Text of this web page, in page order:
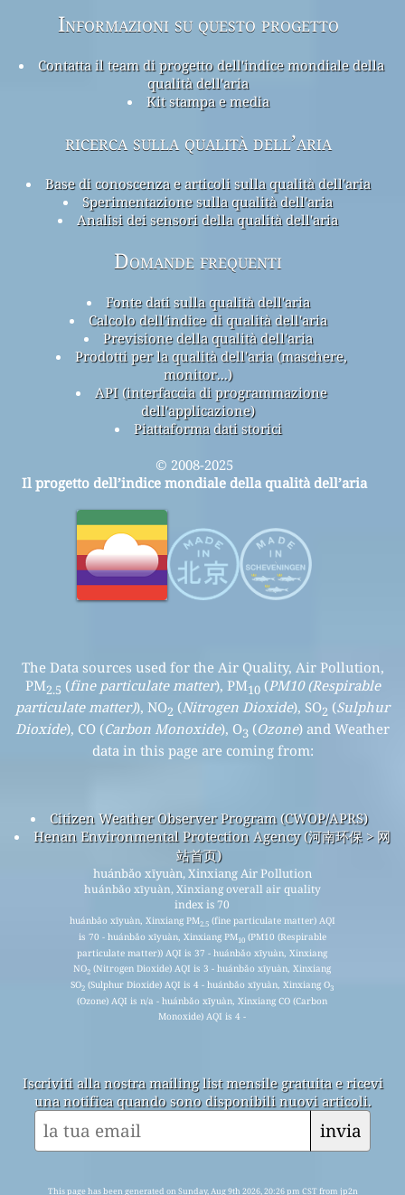
Informazioni su questo progetto
Contatta il team di progetto dell'indice mondiale della
qualità dell'aria
Kit stampa e media
ricerca sulla qualità dell’aria
Base di conoscenza e articoli sulla qualità dell'aria
Sperimentazione sulla qualità dell'aria
Analisi dei sensori della qualità dell'aria
Domande frequenti
Fonte dati sulla qualità dell'aria
Calcolo dell'indice di qualità dell'aria
Previsione della qualità dell'aria
Prodotti per la qualità dell'aria (maschere,
monitor...)
API (interfaccia di programmazione
dell'applicazione)
Piattaforma dati storici
© 2008-2025
Il progetto dell’indice mondiale della qualità dell’aria
The Data sources used for the Air Quality, Air Pollution,
PM2.5 (fine particulate matter), PM10(PM10 (Respirable
particulate matter)), NO2 (Nitrogen Dioxide), SO2 (Sulphur
Dioxide), CO (Carbon Monoxide), O3 (Ozone) and Weather
data in this page are coming from:
Citizen Weather Observer Program (CWOP/APRS)
Henan Environmental Protection Agency (河南环保 > 网
站首页)
huánbǎo xīyuàn, Xinxiang Air Pollution
huánbǎo xīyuàn, Xinxiang overall air quality
index is 70
huánbǎo xīyuàn, Xinxiang PM2.5(fine particulate matter) AQI
is 70 - huánbǎo xīyuàn, Xinxiang PM10(PM10 (Respirable
particulate matter)) AQI is 37 - huánbǎo xīyuàn, Xinxiang
NO2 (Nitrogen Dioxide) AQI is 3 - huánbǎo xīyuàn, Xinxiang
SO2 (Sulphur Dioxide) AQI is 4 - huánbǎo xīyuàn, Xinxiang O3
(Ozone) AQI is n/a - huánbǎo xīyuàn, Xinxiang CO (Carbon
Monoxide) AQI is 4 -
Iscriviti alla nostra mailing list mensile gratuita e ricevi
una notifica quando sono disponibili nuovi articoli.
invia
This page has been generated on Sunday, Aug 9th 2026, 20:26 pm CST from jp2n